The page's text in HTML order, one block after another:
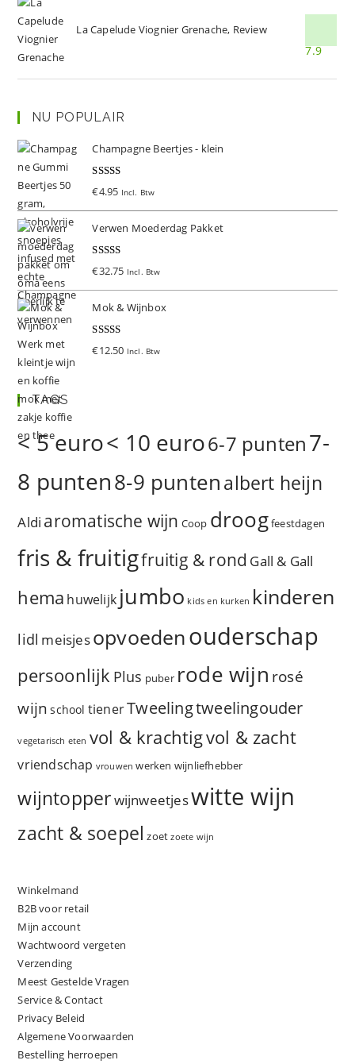
La Capelude Viognier Grenache, Review
7.9
NU POPULAIR
Champagne Beertjes - klein
Gewaardeer
€4.95 Incl. Btw
Verwen Moederdag Pakket
Gewaardeer
€32.75 Incl. Btw
Mok & Wijnbox
Gewaardeer
€12.50 Incl. Btw
TAGS
< 5 euro< 10 euro6-7 punten7-
8 punten8-9 puntenalbert heijn
Aldi aromatische wijn Coop droogfeestdagen
fris & fruitigfruitig & rond Gall & Gall
hema huwelijk jumbo kids en kurken kinderen
lidl meisjesopvoedenouderschap
persoonlijk Plus puber rode wijn rosé
wijn school tienerTweelingtweelingouder
vegetarisch eten vol & krachtigvol & zacht
vriendschap vrouwen werken wijnliefhebber
wijntopperwijnweetjeswitte wijn
zacht & soepel zoet zoete wijn
Winkelmand
B2B voor retail
Mijn account
Wachtwoord vergeten
Verzending
Meest Gestelde Vragen
Service & Contact
Privacy Beleid
Algemene Voorwaarden
Bestelling herroepen